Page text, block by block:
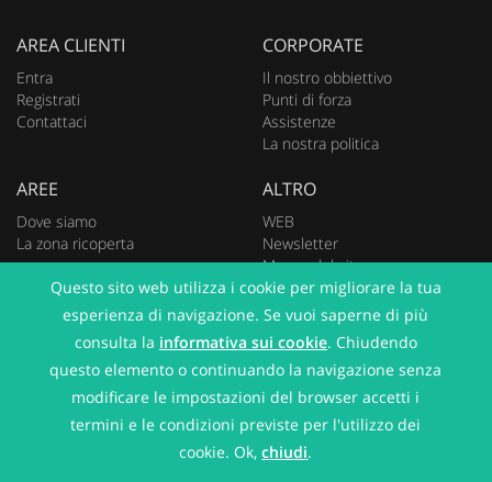
AREA CLIENTI
Entra
Registrati
Contattaci
CORPORATE
Il nostro obbiettivo
Punti di forza
Assistenze
La nostra politica
AREE
Dove siamo
La zona ricoperta
ALTRO
WEB
Newsletter
Mappa del sito
2015 © Molinari S.N.C. tutti i diritti riservati dueclic - Sviluppo siti web
Privacy Policy|Termini di servizio
Questo sito web utilizza i cookie per migliorare la tua
esperienza di navigazione. Se vuoi saperne di più
consulta la informativa sui cookie. Chiudendo
questo elemento o continuando la navigazione senza
modificare le impostazioni del browser accetti i
termini e le condizioni previste per l'utilizzo dei
cookie. Ok,chiudi.